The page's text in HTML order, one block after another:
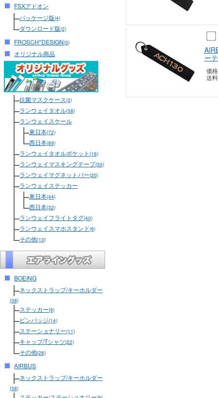
FSXアドオン
パッケージ版(4)
ダウンロード版(2)
FROSCH*DESIGN(3)
オリジナル商品
抗菌マスクケース(3)
ランウェイタオル(38)
ランウェイスケール
東日本(72)
西日本(89)
ランウェイタオルポケット (16)
ランウェイマスキングテープ(30)
ランウェイマグネットバー(20)
ランウェイステッカー
東日本(44)
西日本(32)
ランウェイフライトタグ(40)
ランウェイスマホスタンド(9)
その他(13)
BOEING
ネックストラップ/キーホルダー
(38)
ステッカー(9)
ピンバッジ(14)
ステーショナリー(11)
キャップ/Tシャツ(22)
その他(26)
AIRBUS
ネックストラップ/キーホルダー
(38)
ー
価
送